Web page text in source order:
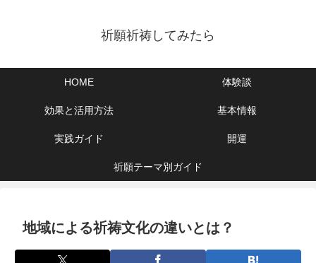
祈願祈祷してみたら
HOME 体験談
効果と活用方法 基本情報
実践ガイド 開運
祈願テーマ別ガイド
地域による祈祷文化の違いとは？